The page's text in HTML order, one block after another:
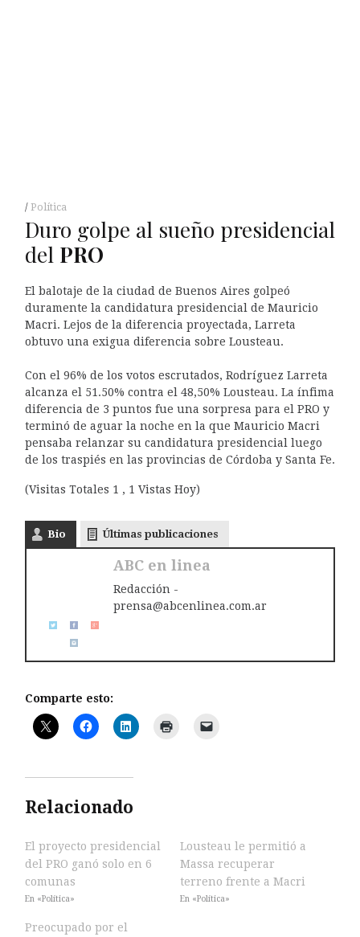
Política
Duro golpe al sueño presidencial
del PRO
El balotaje de la ciudad de Buenos Aires golpeó
duramente la candidatura presidencial de Mauricio
Macri. Lejos de la diferencia proyectada, Larreta
obtuvo una exigua diferencia sobre Lousteau.
Con el 96% de los votos escrutados, Rodríguez Larreta
alcanza el 51.50% contra el 48,50% Lousteau. La ínfima
diferencia de 3 puntos fue una sorpresa para el PRO y
terminó de aguar la noche en la que Mauricio Macri
pensaba relanzar su candidatura presidencial luego
de los traspiés en las provincias de Córdoba y Santa Fe.
(Visitas Totales 1 , 1 Vistas Hoy)
Bio Últimas publicaciones
ABC en linea
Redacción -
prensa@abcenlinea.com.ar
Comparte esto:
Relacionado
El proyecto presidencial
del PRO ganó solo en 6
comunas
En «Política»
Lousteau le permitió a
Massa recuperar
terreno frente a Macri
En «Política»
Preocupado por el